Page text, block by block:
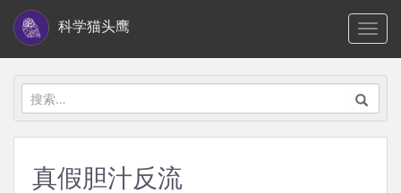
i
科学猫头鹰
搜
索：
真假胆汁反流